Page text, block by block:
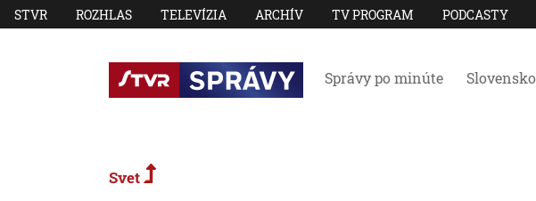
STVR ROZHLAS TELEVÍZIA ARCHÍV TV PROGRAM PODCASTY
Správy po minúte Slovensko
Svet